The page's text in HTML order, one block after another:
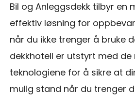
Bil og Anleggsdekk tilbyr en
effektiv løsning for
når du ikke trenger å bruke
dekkhotell er utstyrt med de
teknologiene for å sikre at
mulig stand når du trenger